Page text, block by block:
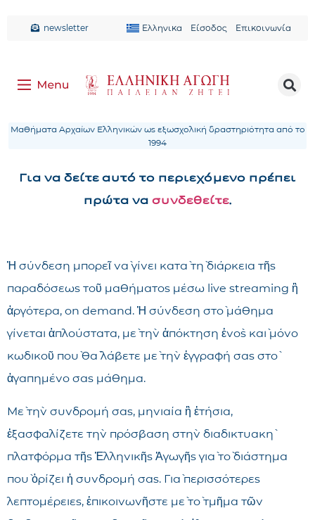
newsletter Ελληνικα Είσοδος Επικοινωνία
Μαθήματα Αρχαίων Ελληνικών ως εξωσχολική δραστηριότητα από το
1994
Για να δείτε αυτό το περιεχόμενο πρέπει
πρώτα να συνδεθείτε.
Ἡ σύνδεση μπορεῖ νὰ γίνει κατὰ τὴ διάρκεια τῆς
παραδόσεως τοῦ μαθήματος μέσω live streaming ἢ
ἀργότερα, on demand. Ἡ σύνδεση στὸ μάθημα
γίνεται ἁπλούστατα, μὲ τὴν ἀπόκτηση ἑνὸς καὶ μόνο
κωδικοῦ ποὺ θὰ λάβετε μὲ τὴν ἐγγραφή σας στὸ
ἀγαπημένο σας μάθημα.
Μὲ τὴν συνδρομή σας, μηνιαία ἢ ἐτήσια,
ἐξασφαλίζετε τὴν πρόσβαση στὴν διαδικτυακὴ
πλατφόρμα τῆς Ἑλληνικῆς Ἀγωγῆς γιὰ τὸ διάστημα
ποὺ ὁρίζει ἡ συνδρομή σας. Γιὰ περισσότερες
λεπτομέρειες, ἐπικοινωνῆστε μὲ τὸ τμῆμα τῶν